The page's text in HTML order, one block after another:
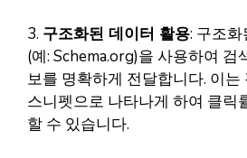
3. 구조화된 데이터 활용: 구조
(예: Schema.org)을 사용하여 검
보를 명확하게 전달합니다. 이는
스니펫으로 나타나게 하여 클릭
할 수 있습니다.